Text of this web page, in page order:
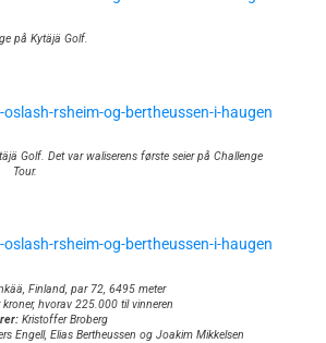
på Kytäjä Golf.
Golf. Det var waliserens første seier på Challenge
Tour.
Finland, par 72, 6495 meter
kroner, hvorav 225.000 til vinneren
Kristoffer Broberg
Engell, Elias Bertheussen og Joakim Mikkelsen